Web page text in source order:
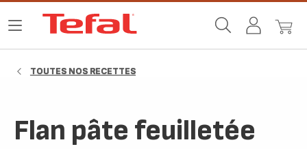
MonMon
Ouvrir
TOUTES NOS RECETTES
Flan pâte feuilletée